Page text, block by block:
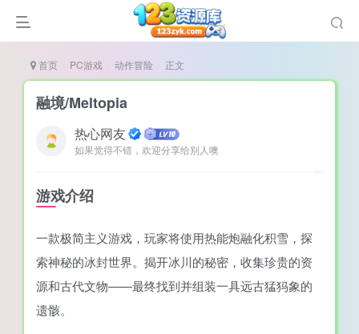
（摸鱼游戏）
首页 PC游戏 动作冒险 正文
融境/Meltopia
热心网友
如果觉得不错，欢迎分享给别人噢
游戏介绍
一款极简主义游戏，玩家将使用热能炮融化积雪，探
索神秘的冰封世界。揭开冰川的秘密，收集珍贵的资
源和古代文物——最终找到并组装一具远古猛犸象的
遗骸。